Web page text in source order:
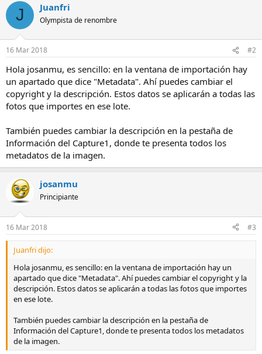
J Juanfri
Olympista de renombre
16 Mar 2018 #2
Hola josanmu, es sencillo: en la ventana de importación hay
un apartado que dice "Metadata". Ahí puedes cambiar el
copyright y la descripción. Estos datos se aplicarán a todas las
fotos que importes en ese lote.
También puedes cambiar la descripción en la pestaña de
Información del Capture1, donde te presenta todos los
metadatos de la imagen.
josanmu
Principiante
16 Mar 2018 #3
Juanfri dijo:
Hola josanmu, es sencillo: en la ventana de importación hay un
apartado que dice "Metadata". Ahí puedes cambiar el copyright y la
descripción. Estos datos se aplicarán a todas las fotos que importes
en ese lote.
También puedes cambiar la descripción en la pestaña de
Información del Capture1, donde te presenta todos los metadatos
de la imagen.